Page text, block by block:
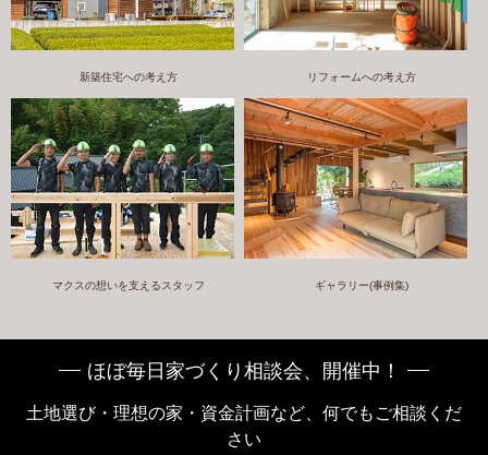
新築住宅への考え方 リフォームへの考え方
マクスの想いを支えるスタッフ ギャラリー(事例集)
ほぼ毎日家づくり相談会、開催中！
土地選び・理想の家・資金計画など、何でもご相談くだ
さい